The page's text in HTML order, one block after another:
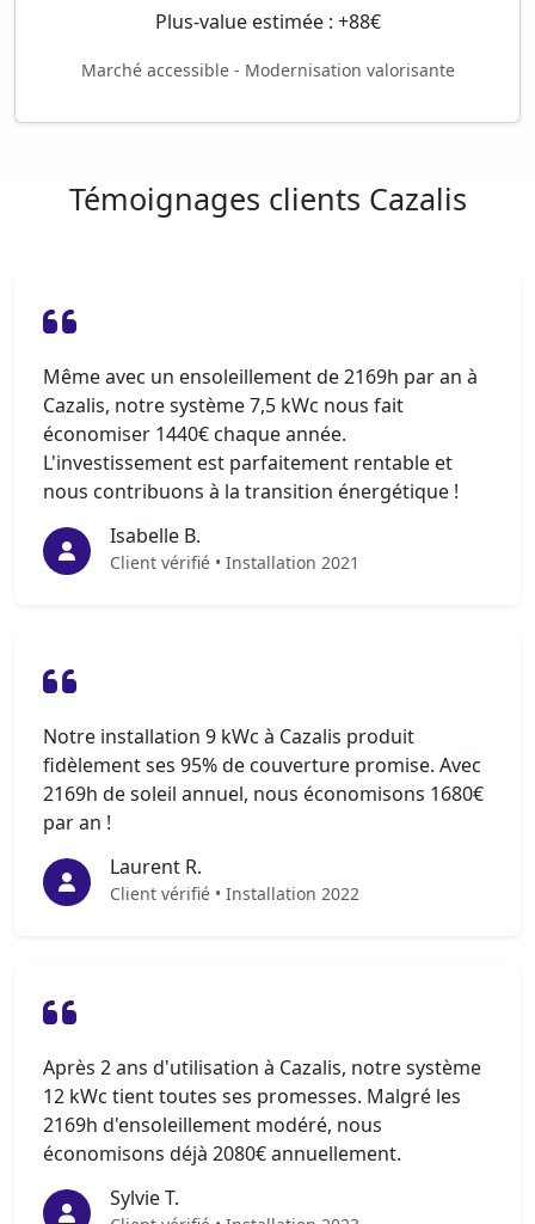
Plus-value estimée : +88€
Marché accessible - Modernisation valorisante
Témoignages clients Cazalis
Même avec un ensoleillement de 2169h par an à
Cazalis, notre système 7,5 kWc nous fait
économiser 1440€ chaque année.
L'investissement est parfaitement rentable et
nous contribuons à la transition énergétique !
Isabelle B.
Client vérifié • Installation 2021
Notre installation 9 kWc à Cazalis produit
fidèlement ses 95% de couverture promise. Avec
2169h de soleil annuel, nous économisons 1680€
par an !
Laurent R.
Client vérifié • Installation 2022
Après 2 ans d'utilisation à Cazalis, notre système
12 kWc tient toutes ses promesses. Malgré les
2169h d'ensoleillement modéré, nous
économisons déjà 2080€ annuellement.
Sylvie T.